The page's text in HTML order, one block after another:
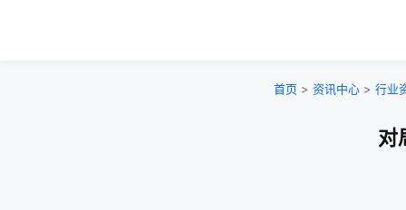
首页 > 资讯中心 > 行业
对